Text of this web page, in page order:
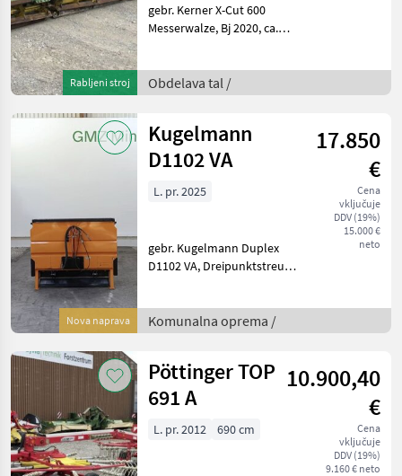
Rabljeni stroj
gebr. Kerner X-Cut 600
Messerwalze, Bj 2020, ca.
Hydraulische Verstellung
Scheiben, Abstellstützen,
Schneidende
Obdelava tal /
Nova naprava
Kugelmann
D1102 VA
17.850
€
Cena
vključuje
DDV (19%)
15.000 €
neto
L. pr. 2025
gebr. Kugelmann Duplex
D1102 VA, Dreipunktstreuer,
Arbeitsscheinwerfer,
Rundumkennleuchte,
Trosilna tehnika
Komunalna oprema /
Pöttinger TOP
691 A
10.900,40
€
Cena
vključuje
DDV (19%)
9.160 € neto
L. pr. 2012 690 cm